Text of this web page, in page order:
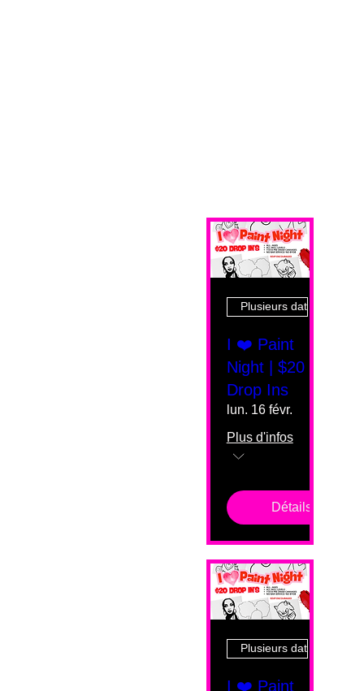
Plusieurs dates
I ❤️ Paint
Night | $20
Drop Ins
lun. 16 févr.
Plus d'infos
Détails
Plusieurs dates
I ❤️ Paint